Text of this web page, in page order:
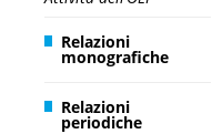
Relazioni
monografiche
Relazioni
periodiche